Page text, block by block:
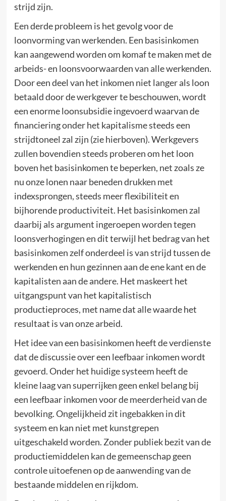
strijd zijn.
Een derde probleem is het gevolg voor de
loonvorming van werkenden. Een basisinkomen
kan aangewend worden om komaf te maken met de
arbeids- en loonsvoorwaarden van alle werkenden.
Door een deel van het inkomen niet langer als loon
betaald door de werkgever te beschouwen, wordt
een enorme loonsubsidie ingevoerd waarvan de
financiering onder het kapitalisme steeds een
strijdtoneel zal zijn (zie hierboven). Werkgevers
zullen bovendien steeds proberen om het loon
boven het basisinkomen te beperken, net zoals ze
nu onze lonen naar beneden drukken met
indexsprongen, steeds meer flexibiliteit en
bijhorende productiviteit. Het basisinkomen zal
daarbij als argument ingeroepen worden tegen
loonsverhogingen en dit terwijl het bedrag van het
basisinkomen zelf onderdeel is van strijd tussen de
werkenden en hun gezinnen aan de ene kant en de
kapitalisten aan de andere. Het maskeert het
uitgangspunt van het kapitalistisch
productieproces, met name dat alle waarde het
resultaat is van onze arbeid.
Het idee van een basisinkomen heeft de verdienste
dat de discussie over een leefbaar inkomen wordt
gevoerd. Onder het huidige systeem heeft de
kleine laag van superrijken geen enkel belang bij
een leefbaar inkomen voor de meerderheid van de
bevolking. Ongelijkheid zit ingebakken in dit
systeem en kan niet met kunstgrepen
uitgeschakeld worden. Zonder publiek bezit van de
productiemiddelen kan de gemeenschap geen
controle uitoefenen op de aanwending van de
bestaande middelen en rijkdom.